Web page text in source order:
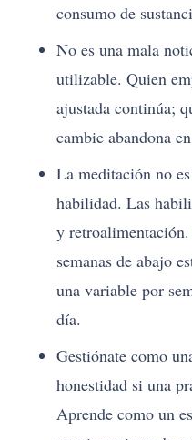
consumo de
No es una mala
utilizable. Quien
ajustada continúa;
cambie abandona
La meditación no
habilidad. Las
y
semanas de abajo
una variable por
día.
Gestiónate como
honestidad si una
Aprende como un